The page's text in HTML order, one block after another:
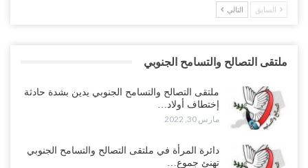
السابق التالي
ملتقى التصالح والتسامح الجنوبي
ملتقى التصالح والتسامح الجنوبي يدين بشدة حادثة
إختطاف أولاد…
مارس 30, 2022
دائرة المرأة في ملتقى التصالح والتسامح الجنوبي
تهنئ جموع…